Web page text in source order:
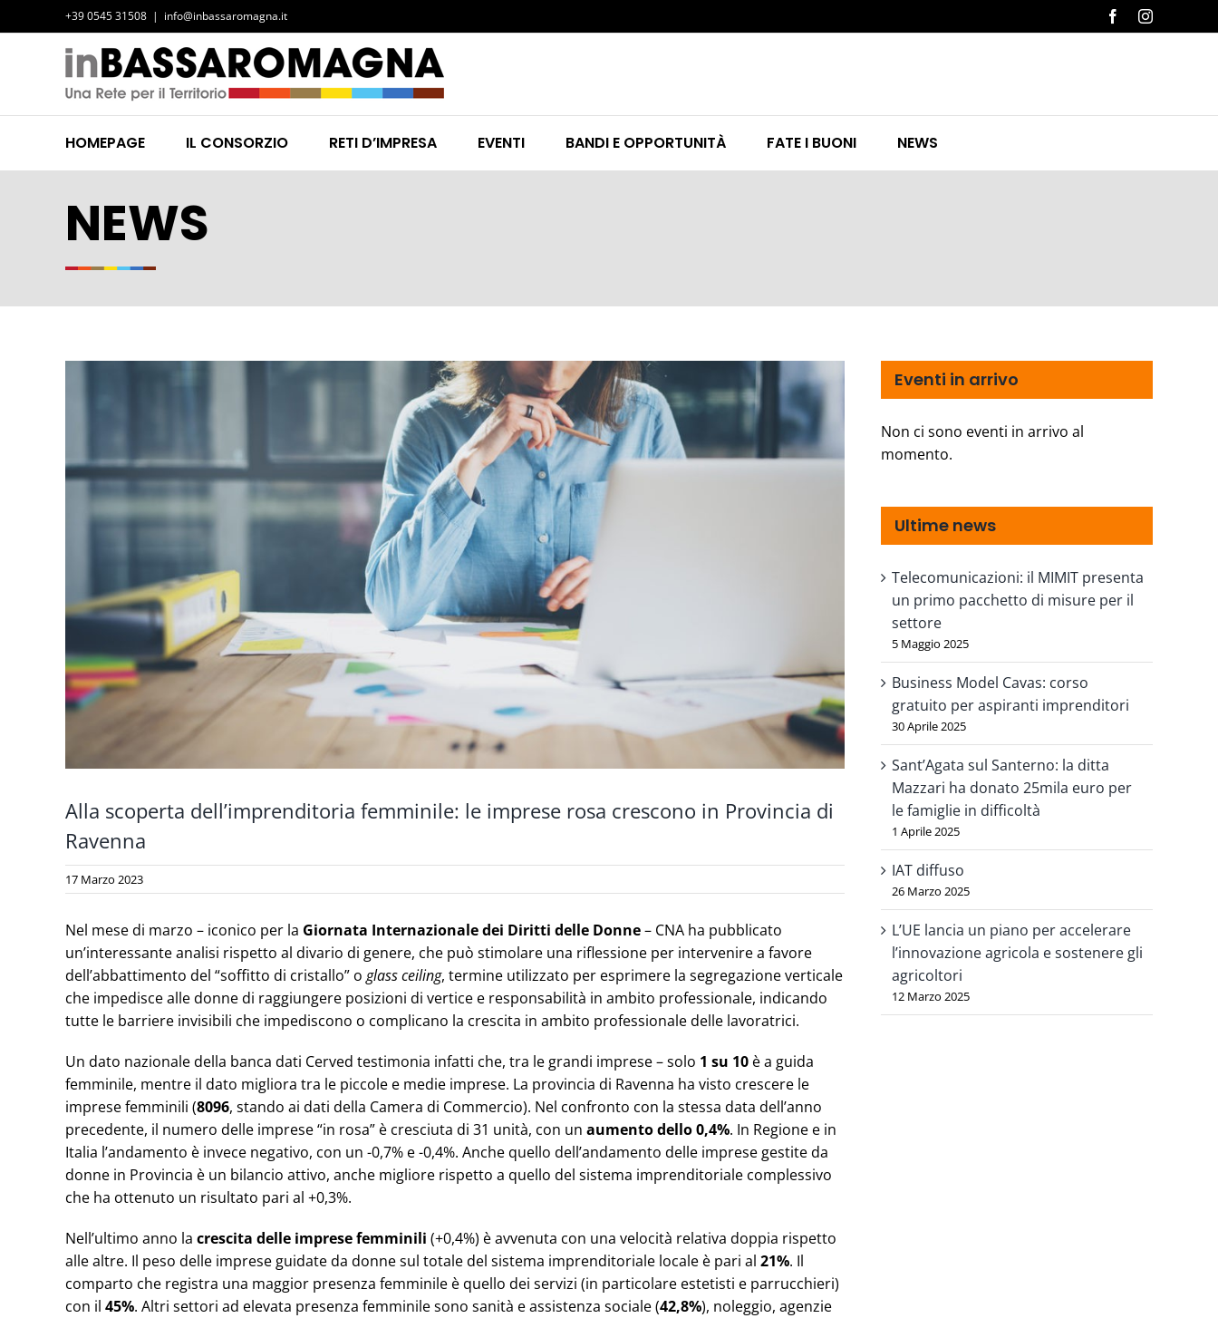
al
contenuto
+39 0545 31508 | info@inbassaromagna.it FacebookInstagram
HOMEPAGE IL CONSORZIO RETI D’IMPRESA EVENTI BANDI E OPPORTUNITÀ FATE I BUONI NEWS
NEWS
Alla scoperta dell’imprenditoria femminile: le imprese rosa crescono in Provincia di
Ravenna
17 Marzo 2023
Nel mese di marzo – iconico per la Giornata Internazionale dei Diritti delle Donne– CNA ha pubblicato
un’interessante analisi rispetto al divario di genere, che può stimolare una riflessione per intervenire a favore
dell’abbattimento del “soffitto di cristallo” o glass ceiling, termine utilizzato per esprimere la segregazione verticale
che impedisce alle donne di raggiungere posizioni di vertice e responsabilità in ambito professionale, indicando
tutte le barriere invisibili che impediscono o complicano la crescita in ambito professionale delle lavoratrici.
Un dato nazionale della banca dati Cerved testimonia infatti che, tra le grandi imprese – solo 1 su 10 è a guida
femminile, mentre il dato migliora tra le piccole e medie imprese. La provincia di Ravenna ha visto crescere le
imprese femminili (8096, stando ai dati della Camera di Commercio). Nel confronto con la stessa data dell’anno
precedente, il numero delle imprese “in rosa” è cresciuta di 31 unità, con un aumento dello 0,4%. In Regione e in
Italia l’andamento è invece negativo, con un -0,7% e -0,4%. Anche quello dell’andamento delle imprese gestite da
donne in Provincia è un bilancio attivo, anche migliore rispetto a quello del sistema imprenditoriale complessivo
che ha ottenuto un risultato pari al +0,3%.
Nell’ultimo anno la crescita delle imprese femminili (+0,4%) è avvenuta con una velocità relativa doppia rispetto
alle altre. Il peso delle imprese guidate da donne sul totale del sistema imprenditoriale locale è pari al 21%. Il
comparto che registra una maggior presenza femminile è quello dei servizi (in particolare estetisti e parrucchieri)
con il 45%. Altri settori ad elevata presenza femminile sono sanità e assistenza sociale (42,8%), noleggio, agenzie
Eventi in arrivo
Non ci sono eventi in arrivo al
momento.
Ultime news
Telecomunicazioni: il MIMIT presenta
un primo pacchetto di misure per il
settore
5 Maggio 2025
Business Model Cavas: corso
gratuito per aspiranti imprenditori
30 Aprile 2025
Sant’Agata sul Santerno: la ditta
Mazzari ha donato 25mila euro per
le famiglie in difficoltà
1 Aprile 2025
IAT diffuso
26 Marzo 2025
L’UE lancia un piano per accelerare
l’innovazione agricola e sostenere gli
agricoltori
12 Marzo 2025